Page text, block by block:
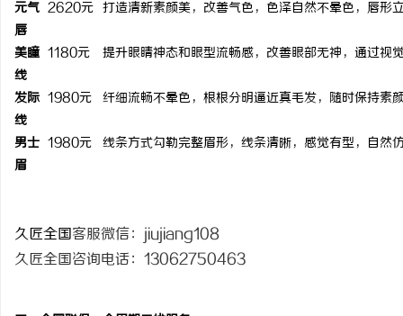
元气
唇
2620元 打造清新素颜美，改善气色，色泽自然不晕色，唇形
美瞳
线
1180元 提升眼睛神态和眼型流畅感，改善眼部无神，通过视
发际
线
1980元 纤细流畅不晕色，根根分明逼近真毛发，随时保持素
男士
眉
1980元 线条方式勾勒完整眉形，线条清晰，感觉有型，自然
久匠全国客服微信：jiujiang108
久匠全国咨询电话：13062750463